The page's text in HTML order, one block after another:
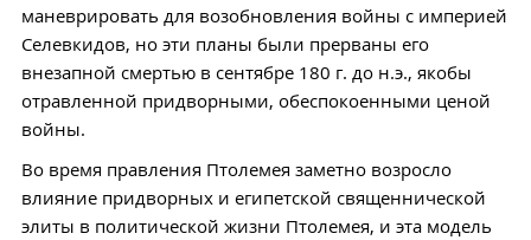
маневрировать для возобновления войны с империей
Селевкидов, но эти планы были прерваны его
внезапной смертью в сентябре 180 г. до н.э., якобы
отравленной придворными, обеспокоенными ценой
войны.
Во время правления Птолемея заметно возросло
влияние придворных и египетской священнической
элиты в политической жизни Птолемея, и эта модель